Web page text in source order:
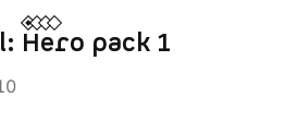
Hero pack 1